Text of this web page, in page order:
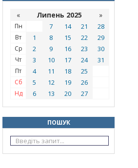
« Липень 2025 »
Пн 7 14 21 28
Вт 1 8 15 22 29
Ср 2 9 16 23 30
Чт 3 10 17 24 31
Пт 4 11 18 25
Сб 5 12 19 26
Нд 6 13 20 27
ПОШУК